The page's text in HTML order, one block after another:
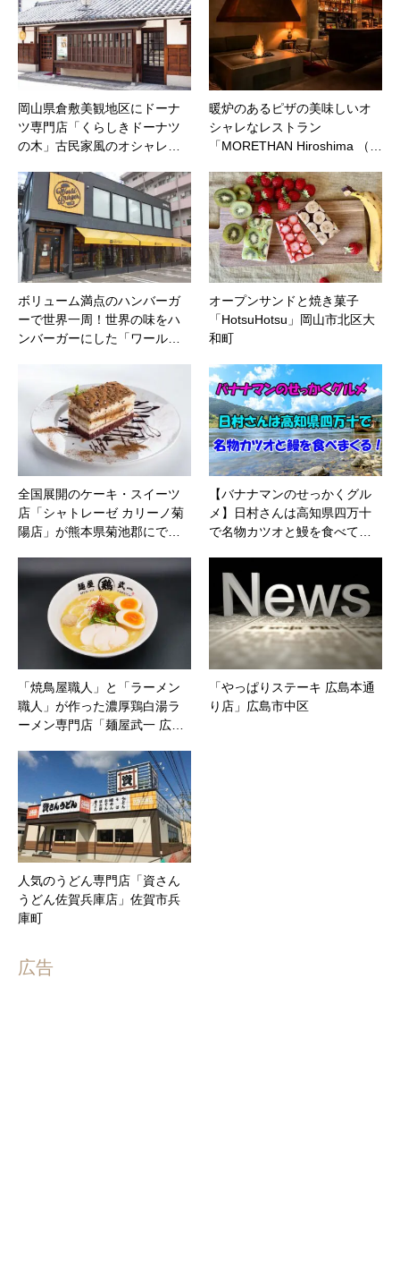
岡山県倉敷美観地区にドーナ
ツ専門店「くらしきドーナツ
の木」古民家風のオシャレ…
暖炉のあるピザの美味しいオ
シャレなレストラン
「MORETHAN Hiroshima （…
ボリューム満点のハンバーガ
ーで世界一周！世界の味をハ
ンバーガーにした「ワール…
オープンサンドと焼き菓子
「HotsuHotsu」岡山市北区大
和町
全国展開のケーキ・スイーツ
店「シャトレーゼ カリーノ菊
陽店」が熊本県菊池郡にで…
【バナナマンのせっかくグル
メ】日村さんは高知県四万十
で名物カツオと鰻を食べて…
「焼鳥屋職人」と「ラーメン
職人」が作った⁡⁡濃厚鶏白湯ラ
ーメン専門店⁡「麺屋武一 広…
「やっぱりステーキ 広島本通
り店」広島市中区
人気のうどん専門店「資さん
うどん佐賀兵庫店」佐賀市兵
庫町
広告